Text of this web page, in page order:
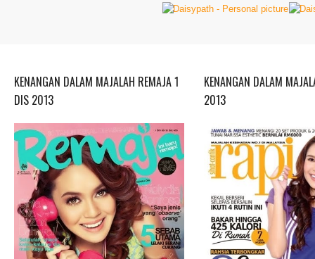
KENANGAN DALAM MAJALAH REMAJA 1
DIS 2013
KENANGAN DALAM
2013